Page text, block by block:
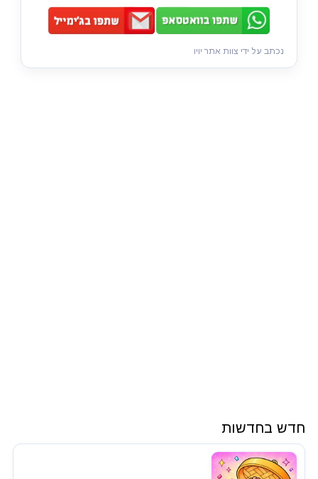
נכתב על ידי צוות אתר יויו
חדש בחדשות